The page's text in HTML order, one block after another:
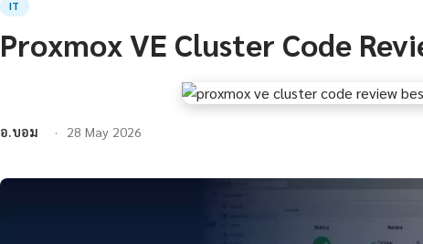
IT
Proxmox VE Cluster Code
อ.บอม 28 May 2026